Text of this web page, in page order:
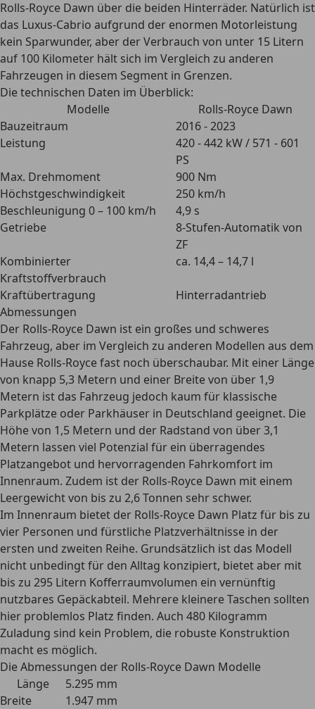
Rolls-Royce Dawn über die beiden Hinterräder. Natürlich ist
das Luxus-Cabrio aufgrund der enormen Motorleistung
kein Sparwunder, aber der Verbrauch von unter 15 Litern
auf 100 Kilometer hält sich im Vergleich zu anderen
Fahrzeugen in diesem Segment in Grenzen.
Die technischen Daten im Überblick:
Modelle
Rolls-Royce Dawn
Bauzeitraum
2016 - 2023
Leistung
420 - 442 kW / 571 - 601
PS
Max. Drehmoment
900 Nm
Höchstgeschwindigkeit
250 km/h
Beschleunigung 0 – 100 km/h
4,9 s
Getriebe
8-Stufen-Automatik von
ZF
Kombinierter
Kraftstoffverbrauch
ca. 14,4 – 14,7 l
Kraftübertragung
Hinterradantrieb
Abmessungen
Der Rolls-Royce Dawn ist ein großes und schweres
Fahrzeug, aber im Vergleich zu anderen Modellen aus dem
Hause Rolls-Royce fast noch überschaubar. Mit einer Länge
von knapp 5,3 Metern und einer Breite von über 1,9
Metern ist das Fahrzeug jedoch kaum für klassische
Parkplätze oder Parkhäuser in Deutschland geeignet. Die
Höhe von 1,5 Metern und der Radstand von über 3,1
Metern lassen viel Potenzial für ein überragendes
Platzangebot und hervorragenden Fahrkomfort im
Innenraum. Zudem ist der Rolls-Royce Dawn mit einem
Leergewicht von bis zu 2,6 Tonnen sehr schwer.
Im Innenraum bietet der Rolls-Royce Dawn Platz für bis zu
vier Personen und fürstliche Platzverhältnisse in der
ersten und zweiten Reihe. Grundsätzlich ist das Modell
nicht unbedingt für den Alltag konzipiert, bietet aber mit
bis zu 295 Litern Kofferraumvolumen ein vernünftig
nutzbares Gepäckabteil. Mehrere kleinere Taschen sollten
hier problemlos Platz finden. Auch 480 Kilogramm
Zuladung sind kein Problem, die robuste Konstruktion
macht es möglich.
Die Abmessungen der Rolls-Royce Dawn Modelle
Länge
5.295 mm
Breite
1.947 mm